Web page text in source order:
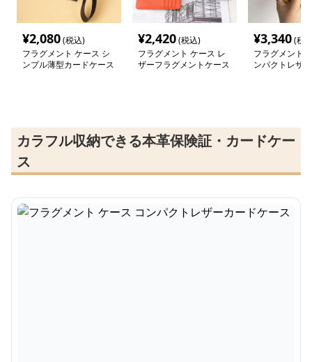
¥2,080(税込)
フラグメント ケース シ
ンプル薄型カードケース
¥2,420(税込)
フラグメント ケース レ
ザーフラグメントケース
¥3,340(税
フラグメント
ンパクトレザ
カラフル収納できる本革保険証・カードケー
ス